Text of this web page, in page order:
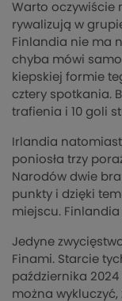
Warto oczywiście
rywalizują w
Finlandia nie ma
chyba mówi
kiepskiej formie
cztery spotkania.
trafienia i 10 goli
Irlandia
poniosła trzy
Narodów dwie
punkty i dzięki
miejscu. Finlandia
Jedyne
Finami. Starcie
października 2024
można wykluczyć,